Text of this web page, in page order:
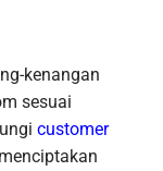
kenangan
sesuai
customer